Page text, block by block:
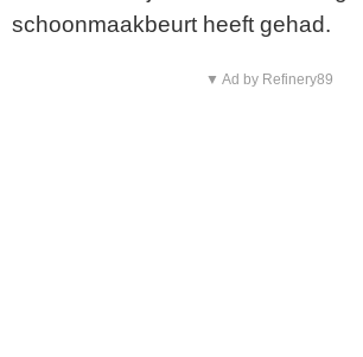
schoonmaakbeurt heeft gehad.
▼ Ad by Refinery89